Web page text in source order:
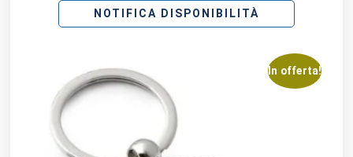
NOTIFICA DISPONIBILITÀ
In offerta!